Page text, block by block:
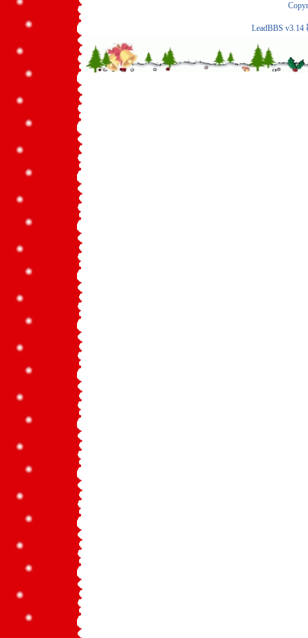
LeadBBS v3.14